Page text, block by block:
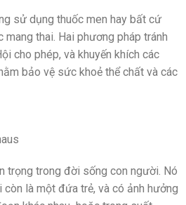
sử dụng thuốc men hay bất cứ
thai. Hai phương pháp tránh
cho phép, và khuyến khích các
bảo vệ sức khoẻ thể chất và các
trọng trong đời sống con người. Nó
là một đứa trẻ, và có ảnh hưởng